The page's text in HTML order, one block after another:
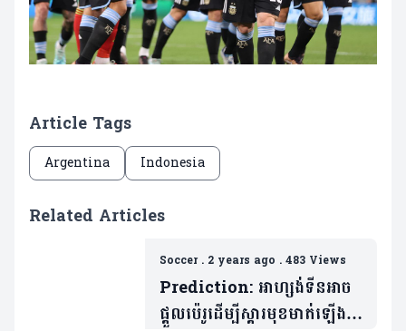
Article Tags
Argentina Indonesia
Related Articles
Soccer. 2 years ago .483 Views
Prediction: អាហ្សង់ទីនអាច
ផ្តួលប៉េរូដើម្បីស្តារមុខមាត់ឡើង